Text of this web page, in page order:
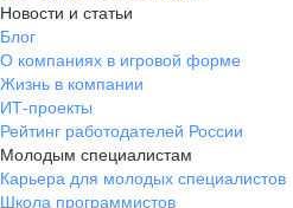
Новости и статьи
Блог
О компаниях в игровой форме
Жизнь в компании
ИТ-проекты
Рейтинг работодателей России
Молодым специалистам
Карьера для молодых специалистов
Школа программистов